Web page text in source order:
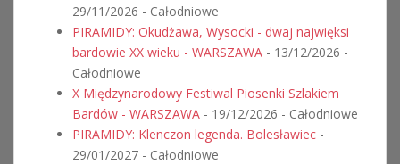
29/11/2026 - Całodniowe
PIRAMIDY: Okudżawa, Wysocki - dwaj najwięksi
bardowie XX wieku - WARSZAWA - 13/12/2026 -
Całodniowe
X Międzynarodowy Festiwal Piosenki Szlakiem
Bardów - WARSZAWA - 19/12/2026 - Całodniowe
PIRAMIDY: Klenczon legenda. Bolesławiec -
29/01/2027 - Całodniowe